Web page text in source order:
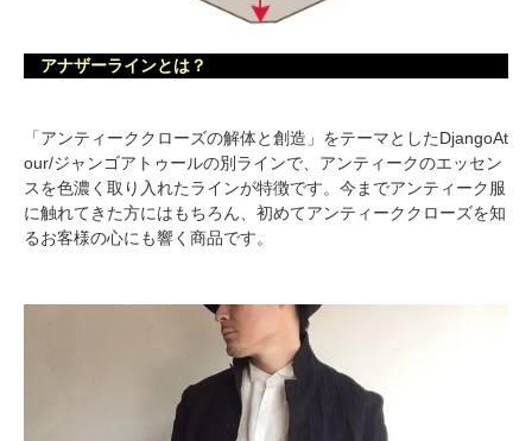
アナザーラインとは？
「アンティーククローズの解体と創造」をテーマとしたDjangoAt
our/ジャンゴアトゥールの別ラインで、アンティークのエッセン
スを色濃く取り入れたラインが特徴です。今までアンティーク服
に触れてきた方にはもちろん、初めてアンティーククローズを知
るお客様の心にも響く商品です。